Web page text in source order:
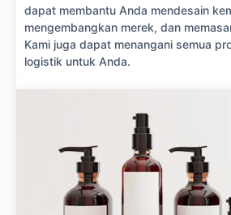
dapat membantu Anda mendesain
mengembangkan merek, dan
Kami juga dapat menangani semua
logistik untuk Anda.